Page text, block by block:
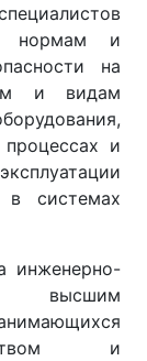
нормам и
на
и видам
процессах и
в системах
инженерно-
высшим
и